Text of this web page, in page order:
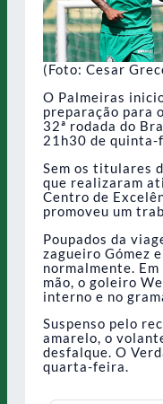
(Foto: Cesar
O Palmeiras
preparação para
32ª rodada do
21h30 de quinta-
Sem os titulares
que realizaram
Centro de
promoveu um
Poupados da
zagueiro Gómez
normalmente.
mão, o goleiro
interno e no
Suspenso pelo
amarelo, o
desfalque. O
quarta-feira.